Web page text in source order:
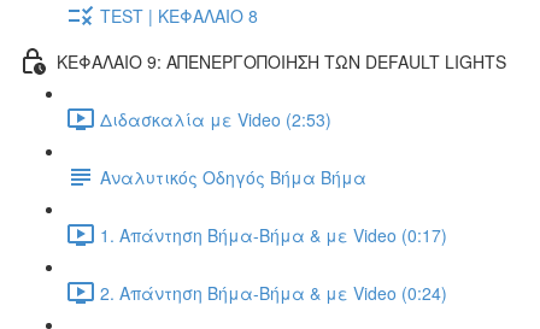
TEST | ΚΕΦΑΛΑΙΟ 8
ΚΕΦΑΛΑΙΟ 9: ΑΠΕΝΕΡΓΟΠΟΙΗΣΗ ΤΩΝ DEFAULT LIGHTS
Διδασκαλία με Video (2:53)
Αναλυτικός Οδηγός Βήμα Βήμα
1. Απάντηση Βήμα-Βήμα & με Video (0:17)
2. Απάντηση Βήμα-Βήμα & με Video (0:24)